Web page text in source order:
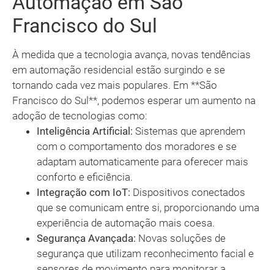
Francisco do Sul
À medida que a tecnologia avança, novas tendências
em automação residencial estão surgindo e se
tornando cada vez mais populares. Em **São
Francisco do Sul**, podemos esperar um aumento na
adoção de tecnologias como:
Inteligência Artificial: Sistemas que aprendem
com o comportamento dos moradores e se
adaptam automaticamente para oferecer mais
conforto e eficiência.
Integração com IoT: Dispositivos conectados
que se comunicam entre si, proporcionando uma
experiência de automação mais coesa.
Segurança Avançada: Novas soluções de
segurança que utilizam reconhecimento facial e